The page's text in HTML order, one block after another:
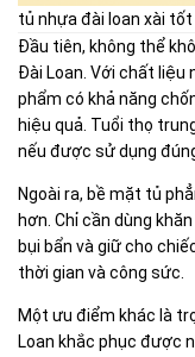
tủ nhựa đài loan xài tốt
Đầu tiên, không thể
Đài Loan. Với chất liệu
phẩm có khả năng
hiệu quả. Tuổi thọ
nếu được sử dụng
Ngoài ra, bề mặt tủ
hơn. Chỉ cần dùng
bụi bẩn và giữ cho
thời gian và công sức.
Một ưu điểm khác là
Loan khắc phục được